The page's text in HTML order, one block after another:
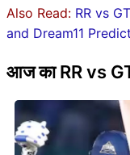
Also Read: RR vs
and Dream11
आज का RR vs